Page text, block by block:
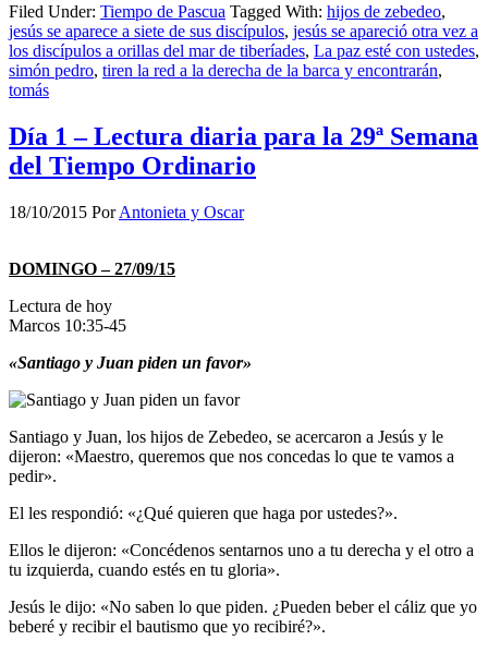
Filed Under: Tiempo de Pascua Tagged With: hijos de zebedeo,
jesús se aparece a siete de sus discípulos, jesús se apareció otra vez a
los discípulos a orillas del mar de tiberíades, La paz esté con ustedes,
simón pedro, tiren la red a la derecha de la barca y encontrarán,
tomás
Día 1 – Lectura diaria para la 29ª Semana
del Tiempo Ordinario
18/10/2015 PorAntonieta y Oscar
DOMINGO – 27/09/15
Lectura de hoy
Marcos 10:35-45
«Santiago y Juan piden un favor»
Santiago y Juan, los hijos de Zebedeo, se acercaron a Jesús y le
dijeron: «Maestro, queremos que nos concedas lo que te vamos a
pedir».
El les respondió: «¿Qué quieren que haga por ustedes?».
Ellos le dijeron: «Concédenos sentarnos uno a tu derecha y el otro a
tu izquierda, cuando estés en tu gloria».
Jesús le dijo: «No saben lo que piden. ¿Pueden beber el cáliz que yo
beberé y recibir el bautismo que yo recibiré?».